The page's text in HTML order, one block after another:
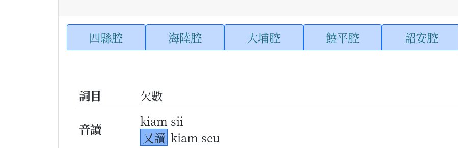
四縣腔 海陸腔 大埔腔 饒平腔 詔安腔
詞目 欠數
音讀
kiam sii
又讀 kiam seu